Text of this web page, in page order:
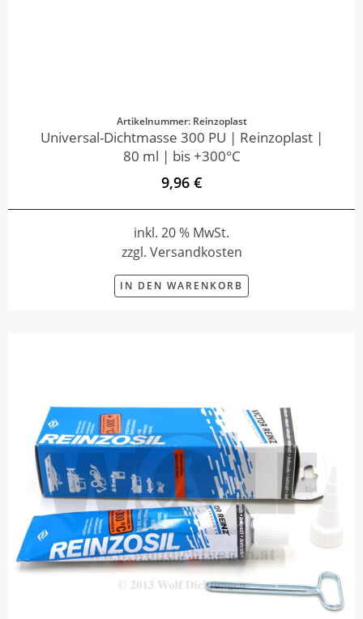
Artikelnummer: Reinzoplast
Universal-Dichtmasse 300 PU | Reinzoplast |
80 ml | bis +300°C
9,96 €
inkl. 20 % MwSt.
zzgl. Versandkosten
IN DEN WARENKORB